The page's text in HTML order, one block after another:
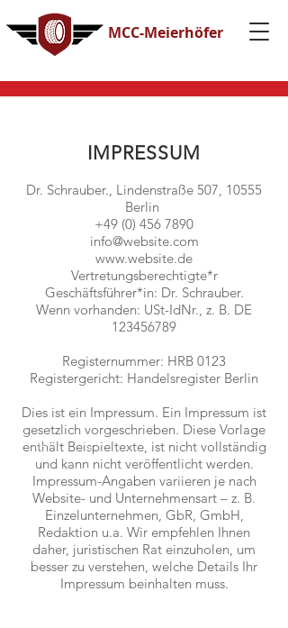
MCC-Meierhöfer
IMPRESSUM
Dr. Schrauber., Lindenstraße 507, 10555
Berlin
+49 (0) 456 7890
info@website.com
www.website.de
Vertretungsberechtigte*r
Geschäftsführer*in: Dr. Schrauber.
Wenn vorhanden: USt-IdNr., z. B. DE
123456789
Registernummer: HRB 0123
Registergericht: Handelsregister Berlin
Dies ist ein Impressum. Ein Impressum ist
gesetzlich vorgeschrieben. Diese Vorlage
enthält Beispieltexte, ist nicht vollständig
und kann nicht veröffentlicht werden.
Impressum-Angaben variieren je nach
Website- und Unternehmensart – z. B.
Einzelunternehmen, GbR, GmbH,
Redaktion u.a. Wir empfehlen Ihnen
daher, juristischen Rat einzuholen, um
besser zu verstehen, welche Details Ihr
Impressum beinhalten muss.